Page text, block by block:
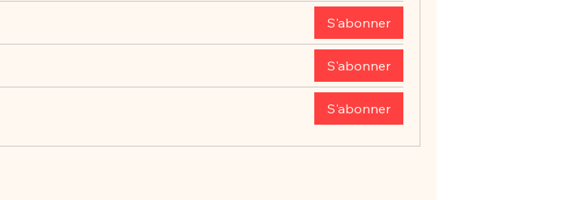
S'abonner
S'abonner
S'abonner